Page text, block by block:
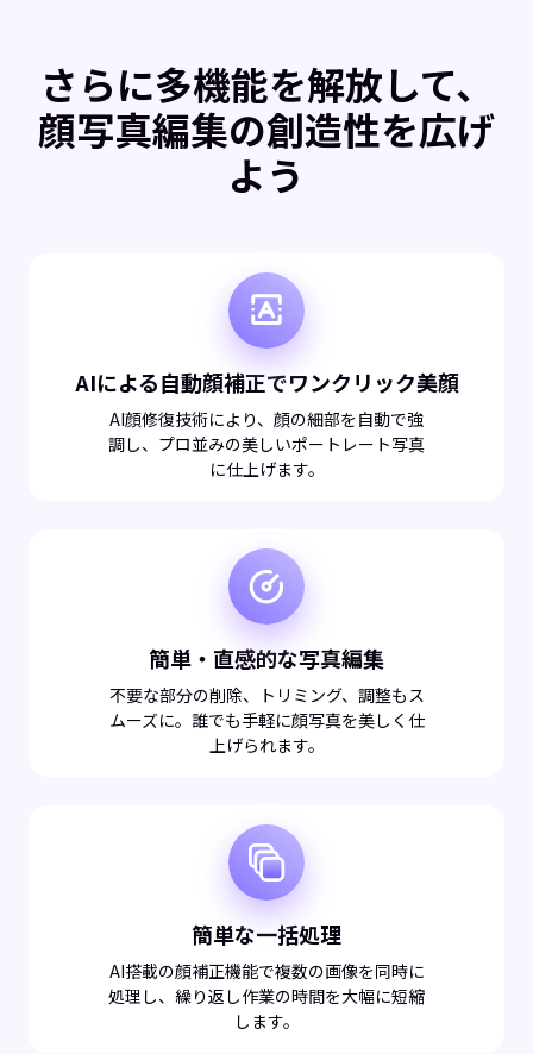
さらに多機能を解放して、
顔写真編集の創造性を広げ
よう
AIによる自動顔補正でワンクリック美顔
AI顔修復技術により、顔の細部を自動で強
調し、プロ並みの美しいポートレート写真
に仕上げます。
簡単・直感的な写真編集
不要な部分の削除、トリミング、調整もス
ムーズに。誰でも手軽に顔写真を美しく仕
上げられます。
簡単な一括処理
AI搭載の顔補正機能で複数の画像を同時に
処理し、繰り返し作業の時間を大幅に短縮
します。